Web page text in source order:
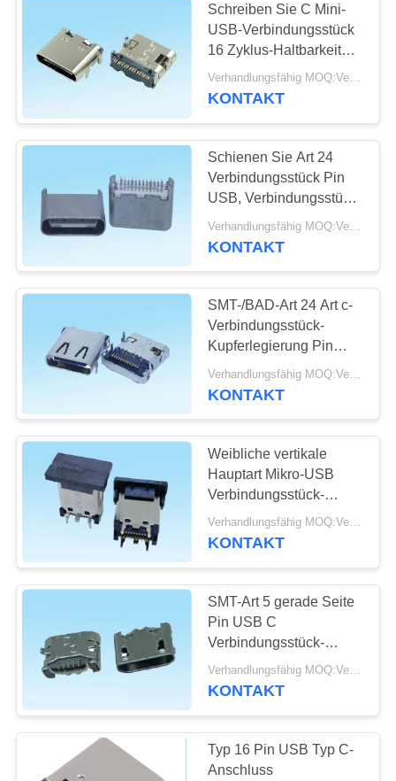
UNS
VERBINDUNG
FORDERN
EIN
ZITAT
SITEMAP
PRIVACY
POLICY
Schreiben Sie C Mini-
USB-Verbindungsstück
16 Zyklus-Haltbarkeit
Pin 10000 für USB-
Wand-Ladegerät
Verhandlungsfähig MOQ:Verhandelbar
KONTAKT
Schienen Sie Art 24
Verbindungsstück Pin
USB, Verbindungsstück
0,5 USBs 3,1 C - Kraft
der Einfügungs-2.0kgf
KONTAKT
SMT-/BAD-Art 24 Art c-
Verbindungsstück-
Kupferlegierung Pin
USB tritt mit langer
Lebenszeit in
Verhandlungsfähig MOQ:Verhandelbar
KONTAKT
Weibliche vertikale
Hauptart Mikro-USB
Verbindungsstück-
Widerstand C 10000
wiederholte
Verhandlungsfähig MOQ:Verhandelbar
KONTAKT
SMT-Art 5 gerade Seite
Pin USB C
Verbindungsstück-
4.85mm mit Horn für
intelligenten Verschluss
Verhandlungsfähig MOQ:Verhandelbar
KONTAKT
Typ 16 Pin USB Typ C-
Anschluss